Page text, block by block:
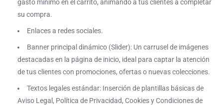
gasto mínimo en el carrito, animando a tus clientes a completar
su compra.
Enlaces a redes sociales.
Banner principal dinámico (Slider): Un carrusel de imágenes
destacadas en la página de inicio, ideal para captar la atención
de tus clientes con promociones, ofertas o nuevas colecciones.
Textos legales estándar: Inserción de plantillas básicas de
Aviso Legal, Política de Privacidad, Cookies y Condiciones de